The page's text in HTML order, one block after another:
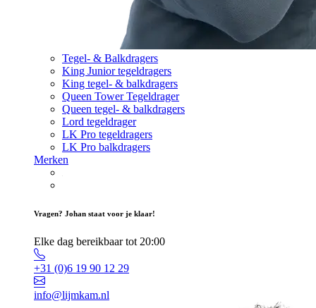
Tegel- & Balkdragers
King Junior tegeldragers
King tegel- & balkdragers
Queen Tower Tegeldrager
Queen tegel- & balkdragers
Lord tegeldrager
LK Pro tegeldragers
LK Pro balkdragers
Merken
Vragen? Johan staat voor je klaar!
Elke dag bereikbaar tot 20:00
+31 (0)6 19 90 12 29
info@lijmkam.nl